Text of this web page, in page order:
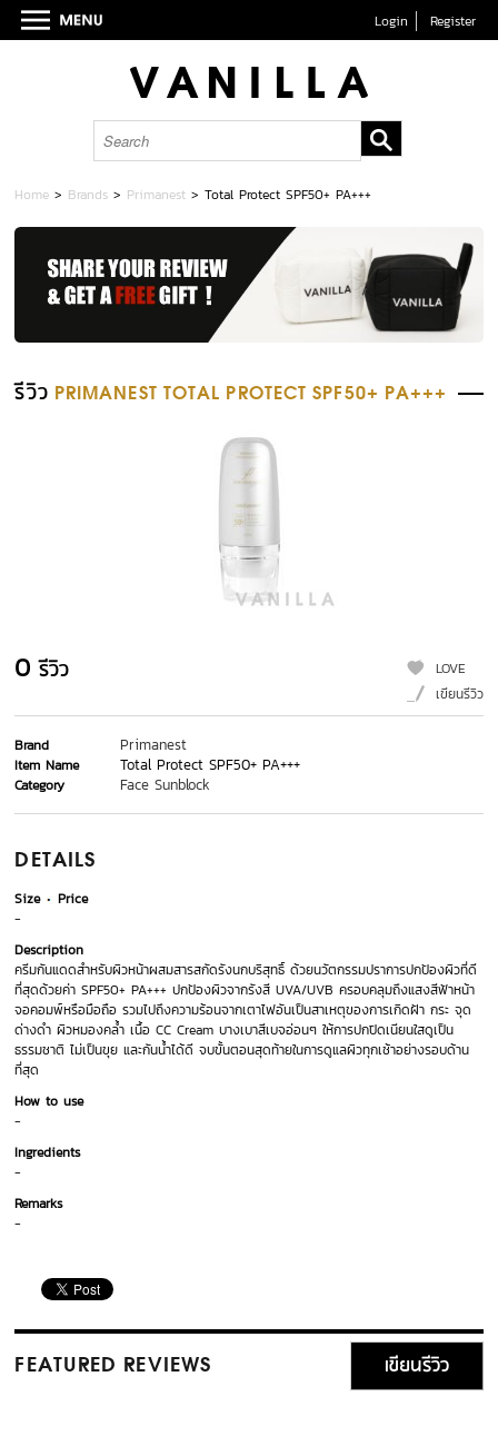
Login Register
Home > Brands > Primanest >Total Protect SPF50+ PA+++
รีวิว PRIMANEST TOTAL PROTECT SPF50+ PA+++
0 รีวิว
LOVE
เขียนรีวิว
Brand Primanest
Item Name Total Protect SPF50+ PA+++
Category Face Sunblock
DETAILS
Size
Price
-
Description
ครีมกันแดดสำหรับผิวหน้าผสมสารสกัดรังนกบริสุทธิ์ ด้วยนวัตกรรมปราการปกป้องผิวที่ดี
ที่สุดด้วยค่า SPF50+ PA+++ ปกป้องผิวจากรังสี UVA/UVB ครอบคลุมถึงแสงสีฟ้าหน้า
จอคอมพ์หรือมือถือ รวมไปถึงความร้อนจากเตาไฟอันเป็นสาเหตุของการเกิดฝ้า กระ จุด
ด่างดำ ผิวหมองคล้ำ เนื้อ CC Cream บางเบาสีเบจอ่อนๆ ให้การปกปิดเนียนใสดูเป็น
ธรรมชาติ ไม่เป็นขุย และกันน้ำได้ดี จบขั้นตอนสุดท้ายในการดูแลผิวทุกเช้าอย่างรอบด้าน
ที่สุด
How to use
-
Ingredients
-
Remarks
-
FEATURED REVIEWS เขียนรีวิว